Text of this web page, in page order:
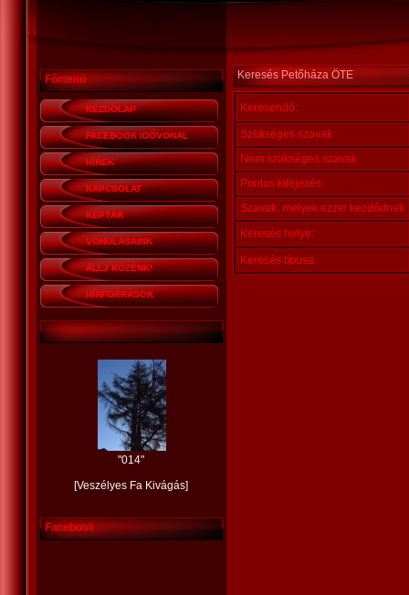
Főmenü
KEZDŐLAP
FACEBOOK IDŐVONAL
HÍREK
KAPCSOLAT
KÉPTÁR
VONULÁSAINK
ÁLLJ KÖZÉNK!
HÍRFORRÁSOK
"014"
[Veszélyes Fa Kivágás]
Facebook
Keresés Petőháza ÖTE
Keresendő:
Szükséges szavak
Nem szükséges szavak
Pontos kifejezés
Szavak, melyek ezzel kezdődnek
Keresés helye:
Keresés típusa: